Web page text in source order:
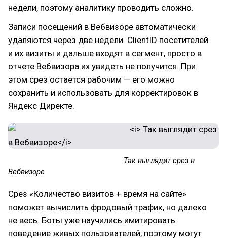
недели, поэтому аналитику проводить сложно.
Записи посещений в Вебвизоре автоматически
удаляются через две недели. ClientID посетителей
и их визиты и дальше входят в сегмент, просто в
отчете Вебвизора их увидеть не получится. При
этом срез остается рабочим — его можно
сохранить и использовать для корректировок в
Яндекс Директе.
Так выглядит срез в
Вебвизоре
Срез «Количество визитов + время на сайте»
поможет вычислить фродовый трафик, но далеко
не весь. Боты уже научились имитировать
поведение живых пользователей, поэтому могут